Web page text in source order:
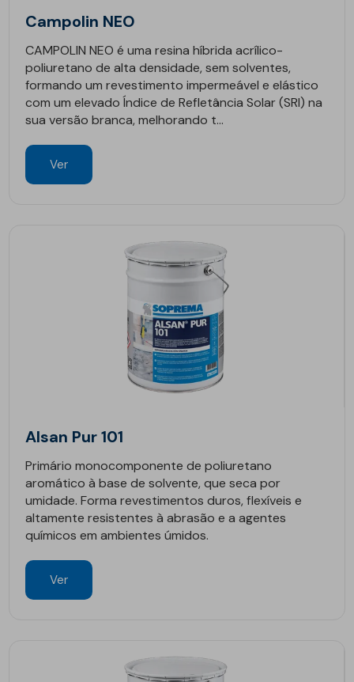
Campolin NEO
CAMPOLIN NEO é uma resina híbrida acrílico-
poliuretano de alta densidade, sem solventes,
formando um revestimento impermeável e elástico
com um elevado Índice de Refletância Solar (SRI) na
sua versão branca, melhorando t...
Ver
Alsan Pur 101
Primário monocomponente de poliuretano
aromático à base de solvente, que seca por
umidade. Forma revestimentos duros, flexíveis e
altamente resistentes à abrasão e a agentes
químicos em ambientes úmidos.
Ver